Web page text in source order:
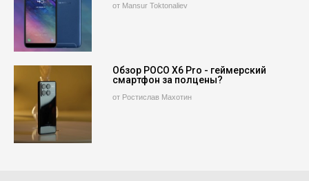
от Mansur Toktonaliev
Обзор POCO X6 Pro - геймерский
смартфон за полцены?
от Ростислав Махотин